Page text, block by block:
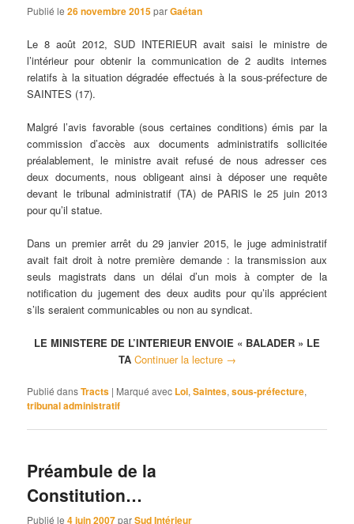
Publié le26 novembre 2015parGaétan
Le 8 août 2012, SUD INTERIEUR avait saisi le ministre de
l’intérieur pour obtenir la communication de 2 audits internes
relatifs à la situation dégradée effectués à la sous-préfecture de
SAINTES (17).
Malgré l’avis favorable (sous certaines conditions) émis par la
commission d’accès aux documents administratifs sollicitée
préalablement, le ministre avait refusé de nous adresser ces
deux documents, nous obligeant ainsi à déposer une requête
devant le tribunal administratif (TA) de PARIS le 25 juin 2013
pour qu’il statue.
Dans un premier arrêt du 29 janvier 2015, le juge administratif
avait fait droit à notre première demande : la transmission aux
seuls magistrats dans un délai d’un mois à compter de la
notification du jugement des deux audits pour qu’ils apprécient
s’ils seraient communicables ou non au syndicat.
LE MINISTERE DE L’INTERIEUR ENVOIE « BALADER » LE
TA Continuer la lecture →
Publié dansTracts | Marqué avec Loi,Saintes,sous-préfecture,
tribunal administratif
Préambule de la
Constitution…
Publié le4 juin 2007parSud Intérieur